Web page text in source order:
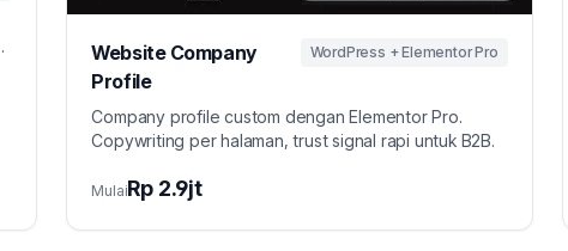
Website Company
Profile
WordPress + Elementor Pro
Company profile custom dengan Elementor Pro.
Copywriting per halaman, trust signal rapi untuk B2B.
MulaiRp 2.9jt